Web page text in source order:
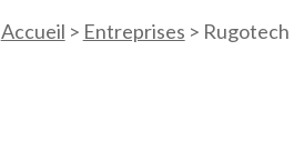
Accueil > Entreprises > Rugotech